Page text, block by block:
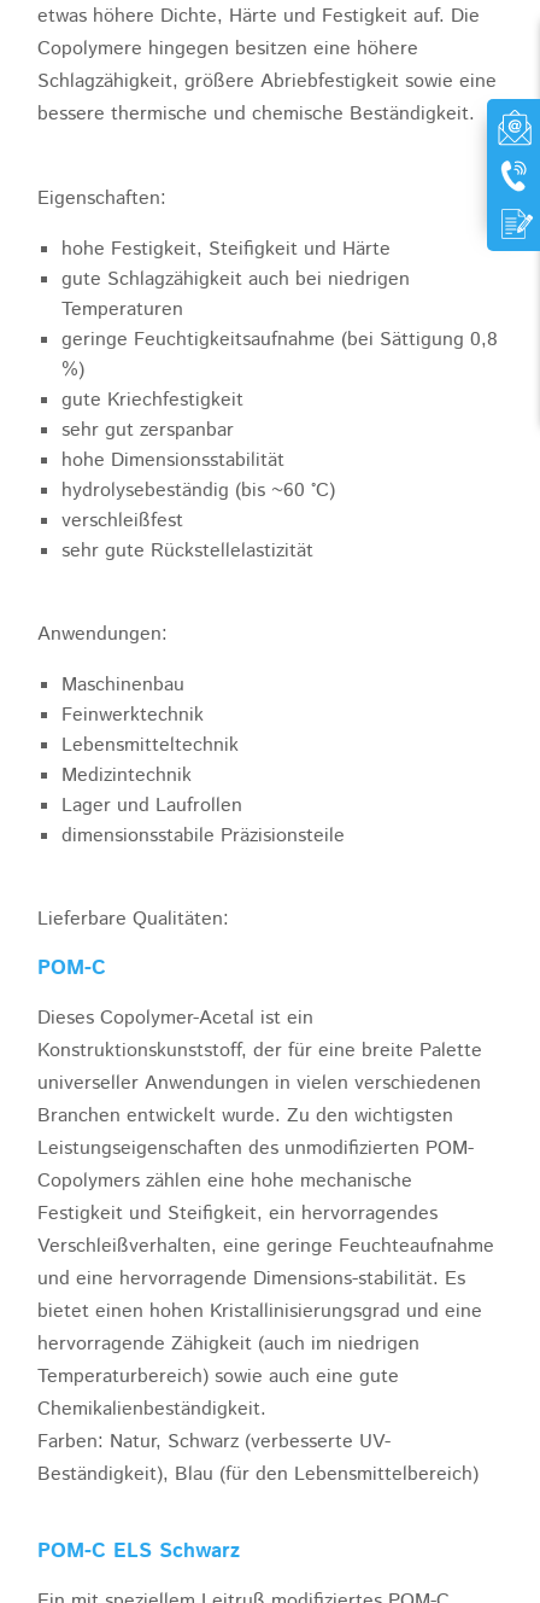
etwas höhere Dichte, Härte und Festigkeit auf. Die
Copolymere hingegen besitzen eine höhere
Schlagzähigkeit, größere Abriebfestigkeit sowie eine
bessere thermische und chemische Beständigkeit.
Eigenschaften:
hohe Festigkeit, Steifigkeit und Härte
gute Schlagzähigkeit auch bei niedrigen
Temperaturen
geringe Feuchtigkeitsaufnahme (bei Sättigung 0,8
%)
gute Kriechfestigkeit
sehr gut zerspanbar
hohe Dimensionsstabilität
hydrolysebeständig (bis ~60 °C)
verschleißfest
sehr gute Rückstellelastizität
Anwendungen:
Maschinenbau
Feinwerktechnik
Lebensmitteltechnik
Medizintechnik
Lager und Laufrollen
dimensionsstabile Präzisionsteile
Lieferbare Qualitäten:
POM-C
Dieses Copolymer-Acetal ist ein
Konstruktionskunststoff, der für eine breite Palette
universeller Anwendungen in vielen verschiedenen
Branchen entwickelt wurde. Zu den wichtigsten
Leistungseigenschaften des unmodifizierten POM-
Copolymers zählen eine hohe mechanische
Festigkeit und Steifigkeit, ein hervorragendes
Verschleißverhalten, eine geringe Feuchteaufnahme
und eine hervorragende Dimensions-stabilität. Es
bietet einen hohen Kristallinisierungsgrad und eine
hervorragende Zähigkeit (auch im niedrigen
Temperaturbereich) sowie auch eine gute
Chemikalienbeständigkeit.
Farben: Natur, Schwarz (verbesserte UV-
Beständigkeit), Blau (für den Lebensmittelbereich)
POM-C ELS Schwarz